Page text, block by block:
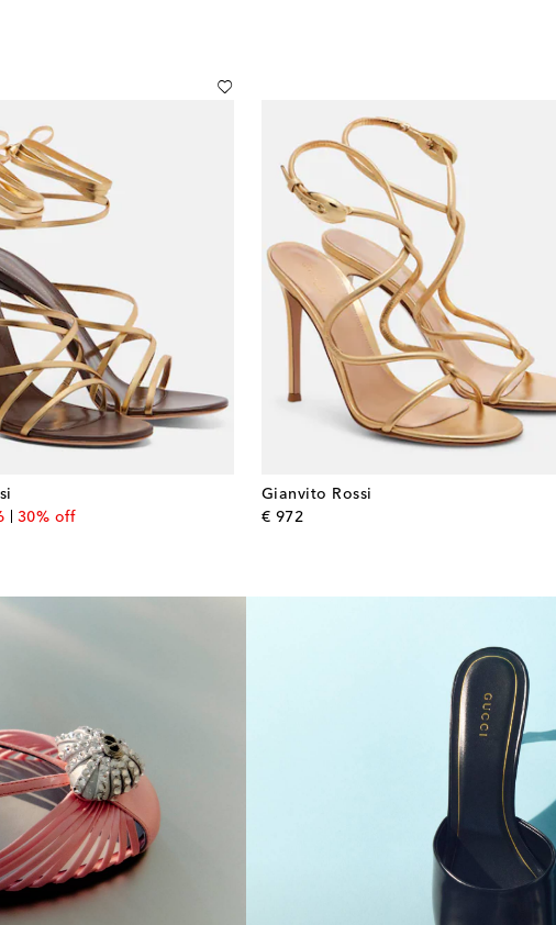
price
discount price
30% off
Gianvito Rossi
€ 972original price